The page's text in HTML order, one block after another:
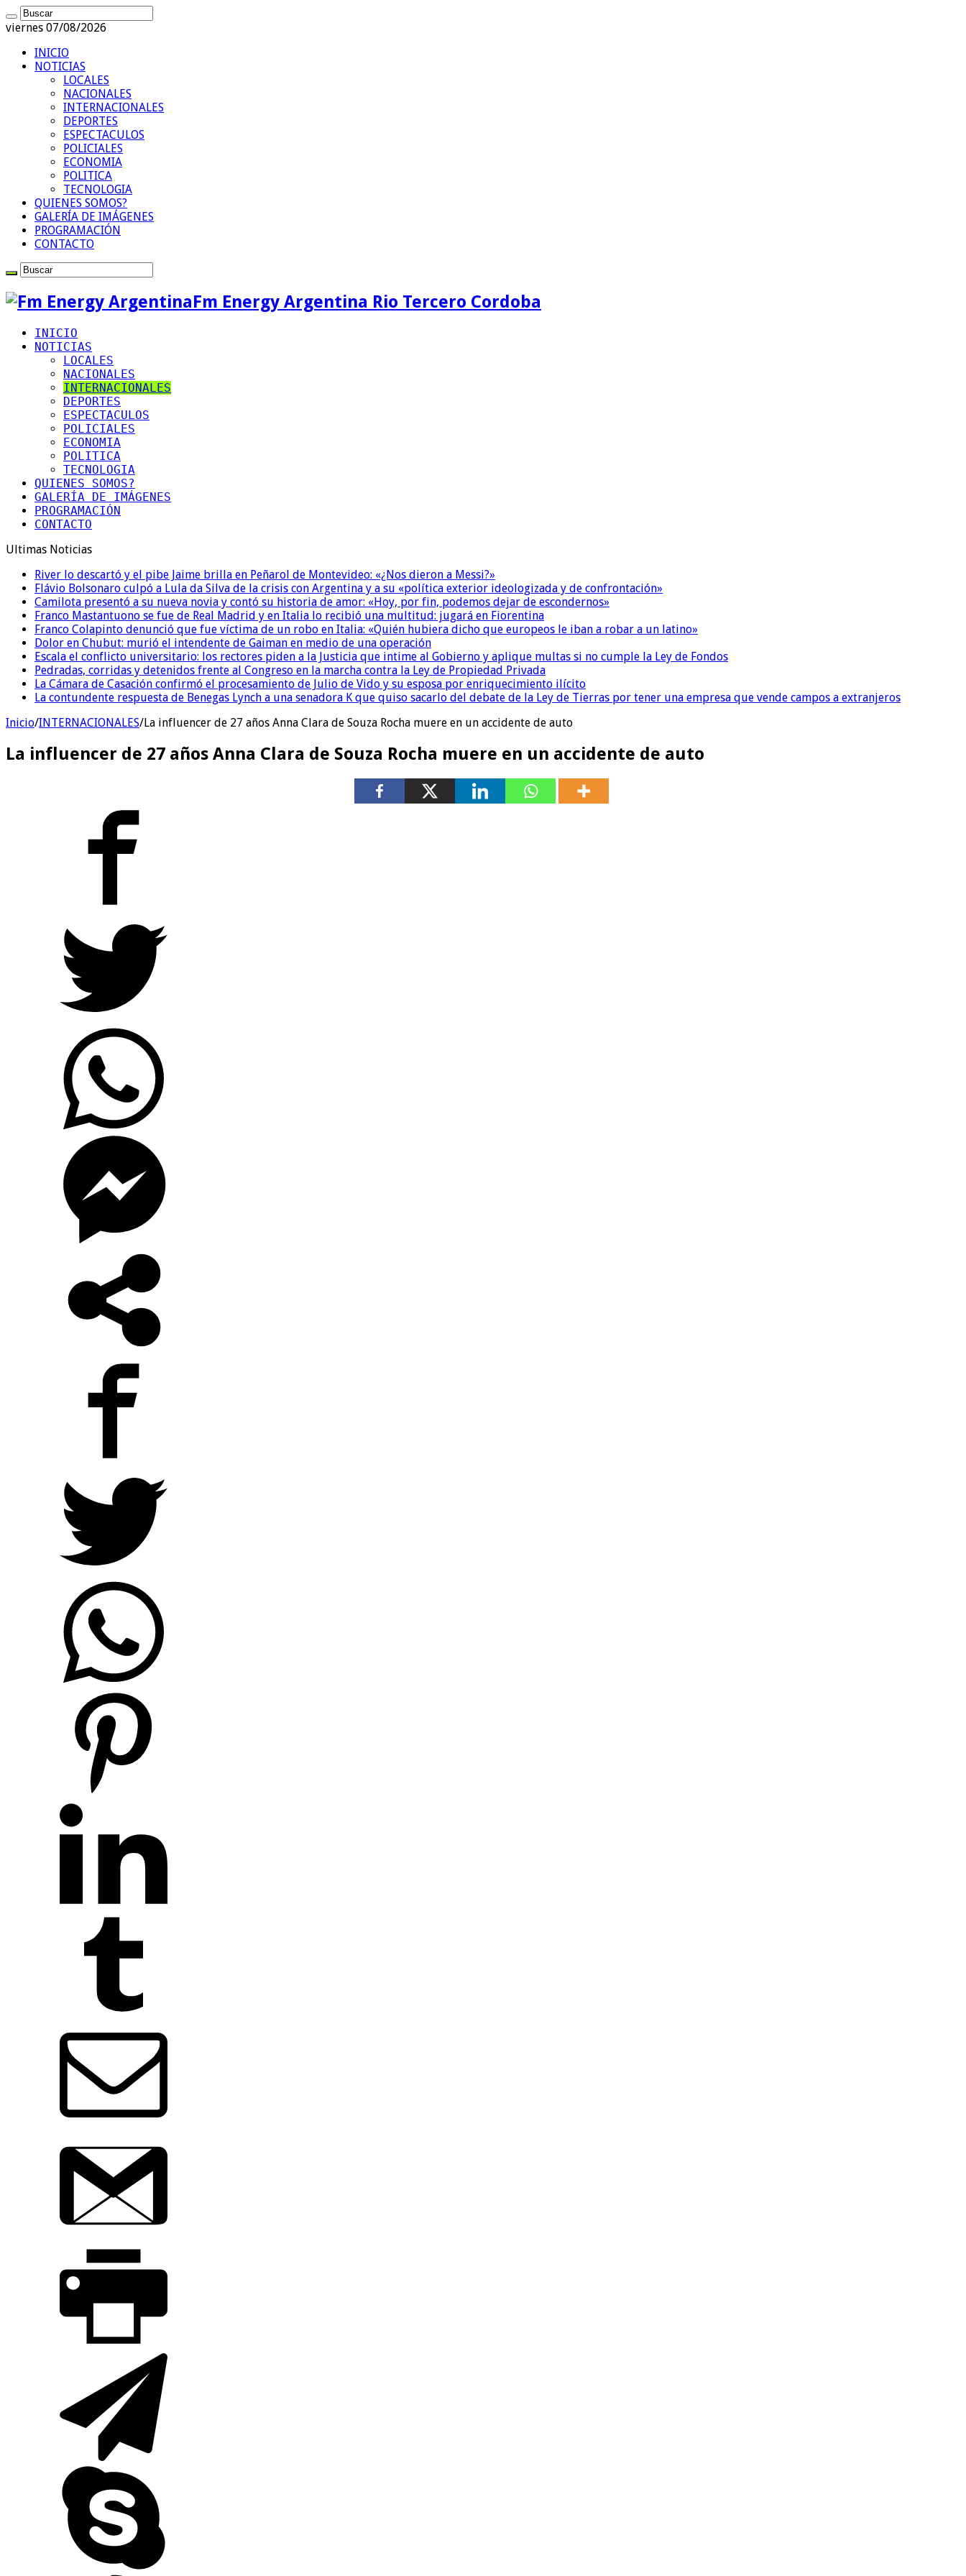
viernes 07/08/2026
INICIO
NOTICIAS
LOCALES
NACIONALES
INTERNACIONALES
DEPORTES
ESPECTACULOS
POLICIALES
ECONOMIA
POLITICA
TECNOLOGIA
QUIENES SOMOS?
GALERÍA DE IMÁGENES
PROGRAMACIÓN
CONTACTO
Fm Energy Argentina Rio Tercero Cordoba
INICIO
NOTICIAS
LOCALES
NACIONALES
INTERNACIONALES
DEPORTES
ESPECTACULOS
POLICIALES
ECONOMIA
POLITICA
TECNOLOGIA
QUIENES SOMOS?
GALERÍA DE IMÁGENES
PROGRAMACIÓN
CONTACTO
Ultimas Noticias
River lo descartó y el pibe Jaime brilla en Peñarol de Montevideo: «¿Nos dieron a Messi?»
Flávio Bolsonaro culpó a Lula da Silva de la crisis con Argentina y a su «política exterior ideologizada y de confrontación»
Camilota presentó a su nueva novia y contó su historia de amor: «Hoy, por fin, podemos dejar de escondernos»
Franco Mastantuono se fue de Real Madrid y en Italia lo recibió una multitud: jugará en Fiorentina
Franco Colapinto denunció que fue víctima de un robo en Italia: «Quién hubiera dicho que europeos le iban a robar a un latino»
Dolor en Chubut: murió el intendente de Gaiman en medio de una operación
Escala el conflicto universitario: los rectores piden a la Justicia que intime al Gobierno y aplique multas si no cumple la Ley de Fondos
Pedradas, corridas y detenidos frente al Congreso en la marcha contra la Ley de Propiedad Privada
La Cámara de Casación confirmó el procesamiento de Julio de Vido y su esposa por enriquecimiento ilícito
La contundente respuesta de Benegas Lynch a una senadora K que quiso sacarlo del debate de la Ley de Tierras por tener una empresa que vende campos a extranjeros
Inicio/INTERNACIONALES/La influencer de 27 años Anna Clara de Souza Rocha muere en un accidente de auto
La influencer de 27 años Anna Clara de Souza Rocha muere en un accidente de auto